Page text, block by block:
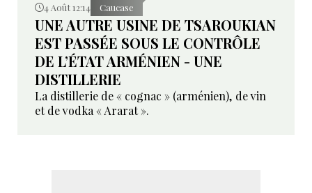
4 Août 12:14 Caucase
UNE AUTRE USINE DE TSAROUKIAN
EST PASSÉE SOUS LE CONTRÔLE
DE L’ÉTAT ARMÉNIEN - UNE
DISTILLERIE
La distillerie de « cognac » (arménien), de vin
et de vodka « Ararat ».